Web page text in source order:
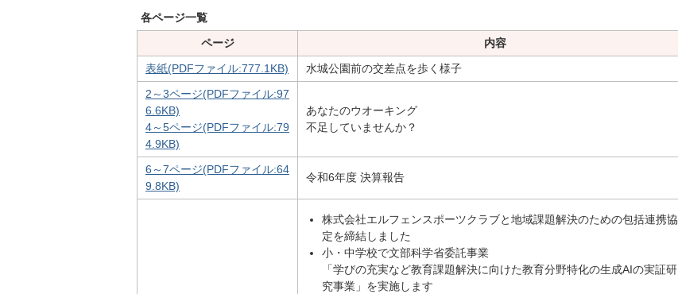
各ページ一覧
ページ
内容
表紙(PDFファイル:777.1KB)
水城公園前の交差点を歩く様子
2～3ページ(PDFファイル:97
6.6KB)
4～5ページ(PDFファイル:79
4.9KB)
あなたのウオーキング
不足していませんか？
6～7ページ(PDFファイル:64
9.8KB)
令和6年度 決算報告
株式会社エルフェンスポーツクラブと地域課題解決のための包括連携協
定を締結しました
小・中学校で文部科学省委託事業
「学びの充実など教育課題解決に向けた教育分野特化の生成AIの実証研
究事業」を実施します